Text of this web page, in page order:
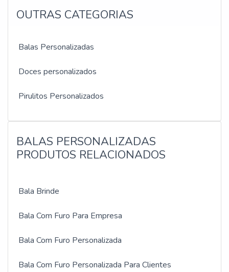
OUTRAS CATEGORIAS
Balas Personalizadas
Doces personalizados
Pirulitos Personalizados
BALAS PERSONALIZADAS
PRODUTOS RELACIONADOS
Bala Brinde
Bala Com Furo Para Empresa
Bala Com Furo Personalizada
Bala Com Furo Personalizada Para Clientes